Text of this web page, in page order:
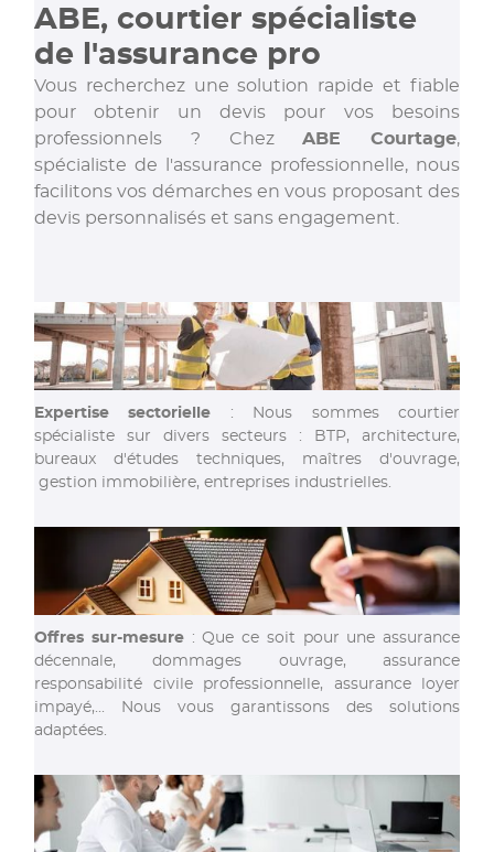
ABE, courtier spécialiste
de l'assurance pro
Vous recherchez une solution rapide et fiable
pour obtenir un devis pour vos besoins
professionnels ? ChezABE Courtage,
spécialiste de l'assurance professionnelle, nous
facilitons vos démarches en vous proposant des
devis personnalisés et sans engagement.
Expertise sectorielle : Nous sommes courtier
spécialiste sur divers secteurs : BTP, architecture,
bureaux d'études techniques, maîtres d'ouvrage,
gestion immobilière, entreprises industrielles.
Offres sur-mesure : Que ce soit pour une assurance
décennale, dommages ouvrage, assurance
responsabilité civile professionnelle, assurance loyer
impayé,... Nous vous garantissons des solutions
adaptées.